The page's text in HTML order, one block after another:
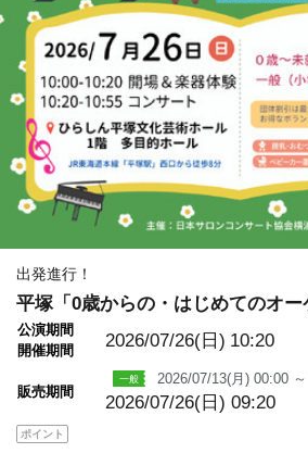
出発進行！
平塚「0歳からの・はじめてのオー
公演期間
開催期間
2026/07/26(日) 10:20
販売期間
2026/07/13(月) 00:00 ～
2026/07/26(日) 09:20
ポイント